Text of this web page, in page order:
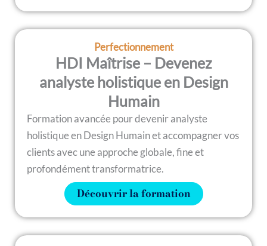
Perfectionnement
HDI Maîtrise – Devenez
analyste holistique en Design
Humain
Formation avancée pour devenir analyste
holistique en Design Humain et accompagner vos
clients avec une approche globale, fine et
profondément transformatrice.
Découvrir la formation